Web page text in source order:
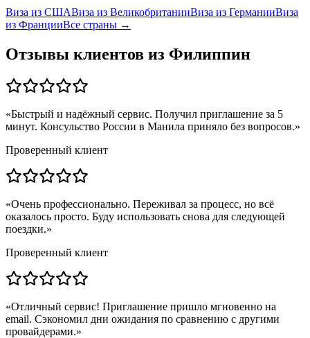
Виза из СШАВиза из ВеликобританииВиза из ГерманииВиза
из ФранцииВсе страны →
Отзывы клиентов из Филиппин
«Быстрый и надёжный сервис. Получил приглашение за 5
минут. Консульство России в Манила приняло без вопросов.»
Проверенный клиент
«Очень профессионально. Переживал за процесс, но всё
оказалось просто. Буду использовать снова для следующей
поездки.»
Проверенный клиент
«Отличный сервис! Приглашение пришло мгновенно на
email. Сэкономил дни ожидания по сравнению с другими
провайдерами.»